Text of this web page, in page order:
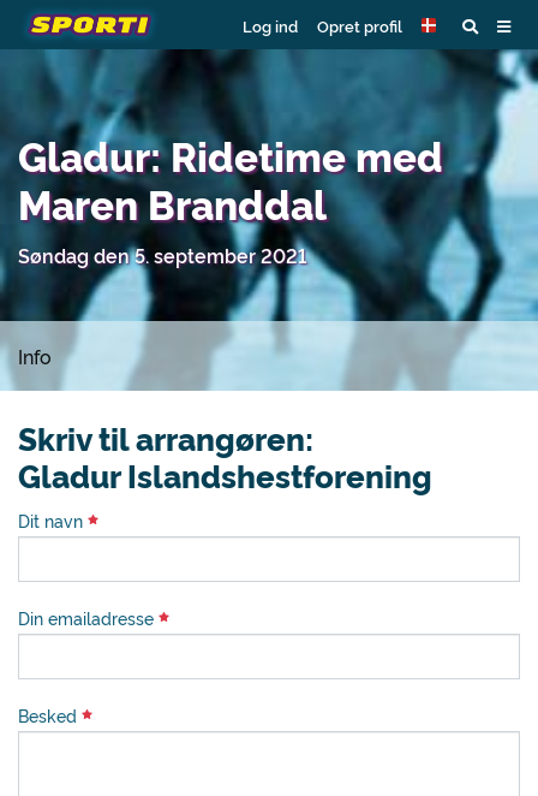
Log ind Opret profil
Gladur: Ridetime med
Maren Branddal
Søndag den 5. september 2021
Info
Skriv til arrangøren:
Gladur Islandshestforening
Dit navn
Din emailadresse
Besked